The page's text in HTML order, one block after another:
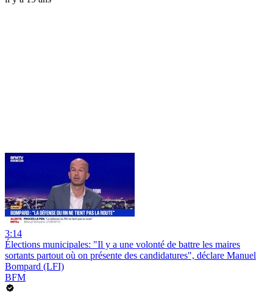
3:14
Élections municipales: "Il y a une volonté de battre les maires
sortants partout où on présente des candidatures", déclare Manuel
Bompard (LFI)
BFM